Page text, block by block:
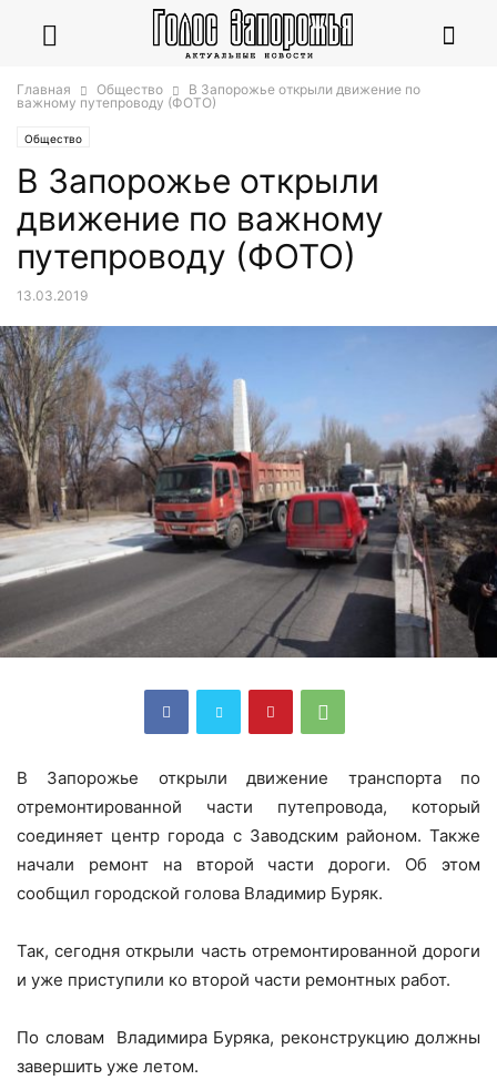
Главная Общество
В Запорожье открыли движение по
важному путепроводу (ФОТО)
Общество
В Запорожье открыли
движение по важному
путепроводу (ФОТО)
13.03.2019
В Запорожье открыли движение транспорта по
отремонтированной части путепровода, который
соединяет центр города с Заводским районом. Также
начали ремонт на второй части дороги. Об этом
сообщил городской голова Владимир Буряк.
Так, сегодня открыли часть отремонтированной дороги
и уже приступили ко второй части ремонтных работ.
По словам Владимира Буряка, реконструкцию должны
завершить уже летом.